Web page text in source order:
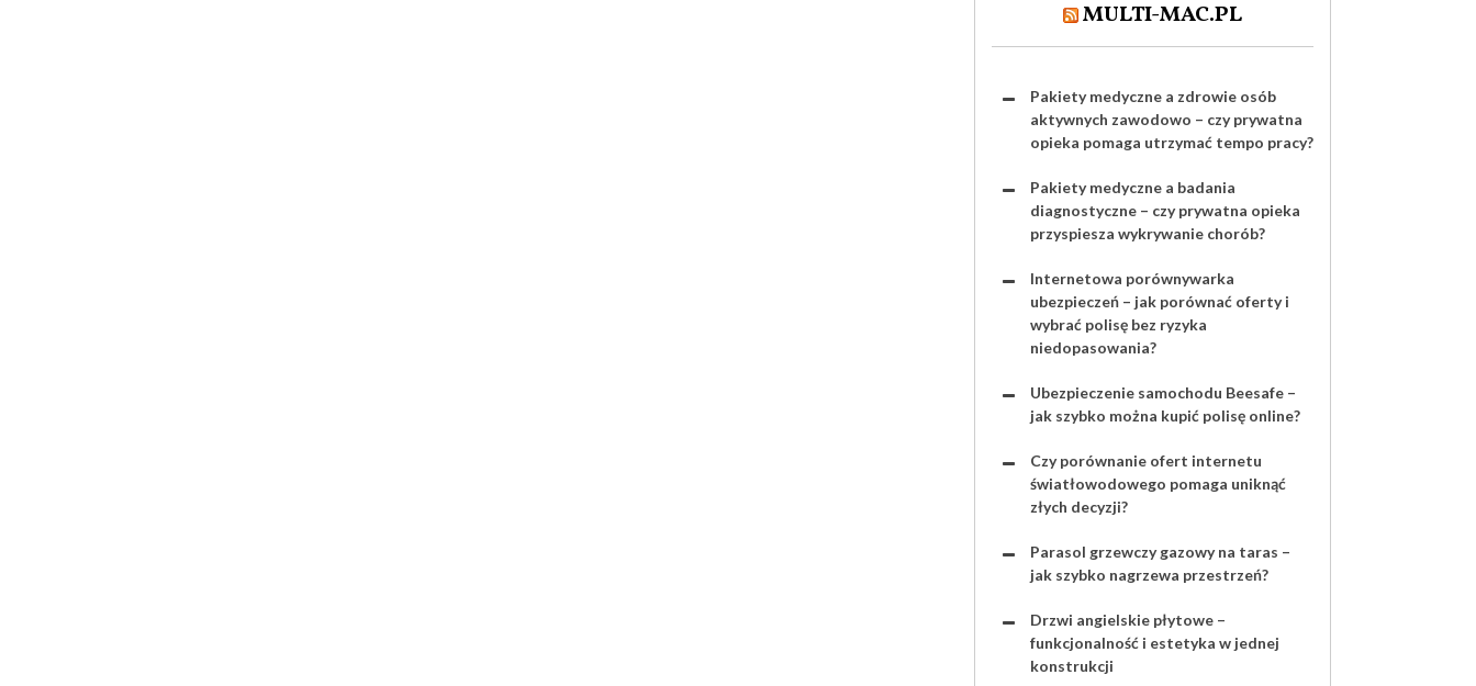
MULTI-MAC.PL
Pakiety medyczne a zdrowie osób
aktywnych zawodowo – czy prywatna
opieka pomaga utrzymać tempo pracy?
Pakiety medyczne a badania
diagnostyczne – czy prywatna opieka
przyspiesza wykrywanie chorób?
Internetowa porównywarka
ubezpieczeń – jak porównać oferty i
wybrać polisę bez ryzyka
niedopasowania?
Ubezpieczenie samochodu Beesafe –
jak szybko można kupić polisę online?
Czy porównanie ofert internetu
światłowodowego pomaga uniknąć
złych decyzji?
Parasol grzewczy gazowy na taras –
jak szybko nagrzewa przestrzeń?
Drzwi angielskie płytowe –
funkcjonalność i estetyka w jednej
konstrukcji